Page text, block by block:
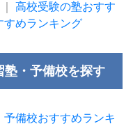
高校受験の塾おすす
すめランキング
塾・予備校を探す
予備校おすすめランキ